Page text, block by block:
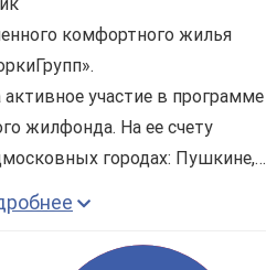
комфортного жилья
участие в программе
жилфонда. На ее счету
городах: Пушкине,
других.
задействована в
В одном из